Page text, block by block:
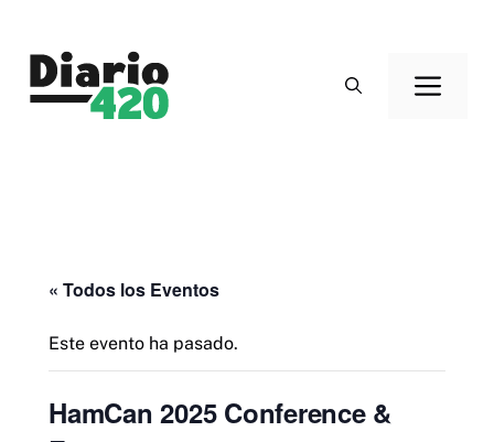
contenido
« Todos los Eventos
Este evento ha pasado.
HamCan 2025 Conference &